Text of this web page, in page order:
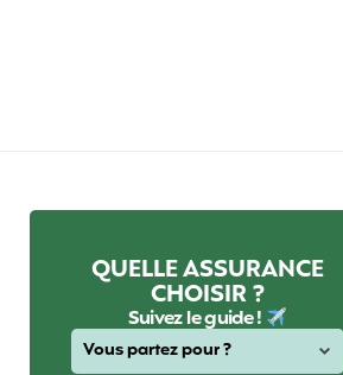
QUELLE ASSURANCE
CHOISIR ?
Suivez le guide !